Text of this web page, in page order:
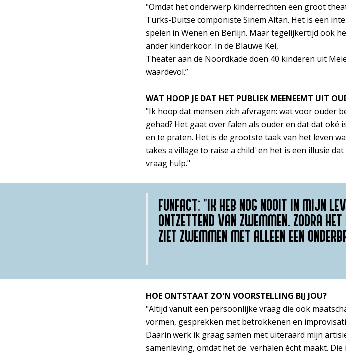
"Omdat het onderwerp kinderrechten een groot
Turks-Duitse componiste Sinem Altan. Het is een
spelen in Wenen en Berlijn. Maar tegelijkertijd ook
ander kinderkoor. In de Blauwe Kei,
Theater aan de Noordkade doen 40 kinderen uit
waardevol.”
WAT HOOP JE DAT HET PUBLIEK MEENEEMT UIT
"Ik hoop dat mensen zich afvragen: wat voor ouder
gehad? Het gaat over falen als ouder en dat dat
en te praten. Het is de grootste taak van het leven
takes a village to raise a child' en het is een illusie
vraag hulp."
FUNFACT: "IK HEB NOG NOOIT IN MIJN
ONTZETTEND VAN ZWEMMEN. ZODRA
ZIET ZWEMMEN MET ALLEEN EEN
HOE ONTSTAAT ZO'N VOORSTELLING BIJ JOU?
"Altijd vanuit een persoonlijke vraag die ook
vormen, gesprekken met betrokkenen en
Daarin werk ik graag samen met uiteraard mijn
samenleving, omdat het de verhalen écht maakt.